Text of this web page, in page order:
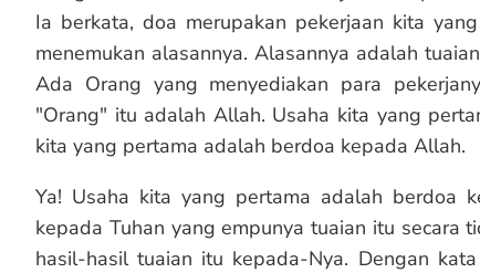
Ia berkata, doa merupakan pekerjaan kita
menemukan alasannya. Alasannya adalah
Ada Orang yang menyediakan para
"Orang" itu adalah Allah. Usaha kita yang
kita yang pertama adalah berdoa kepada Allah.
Ya! Usaha kita yang pertama adalah berdoa
kepada Tuhan yang empunya tuaian itu secara
hasil-hasil tuaian itu kepada-Nya. Dengan